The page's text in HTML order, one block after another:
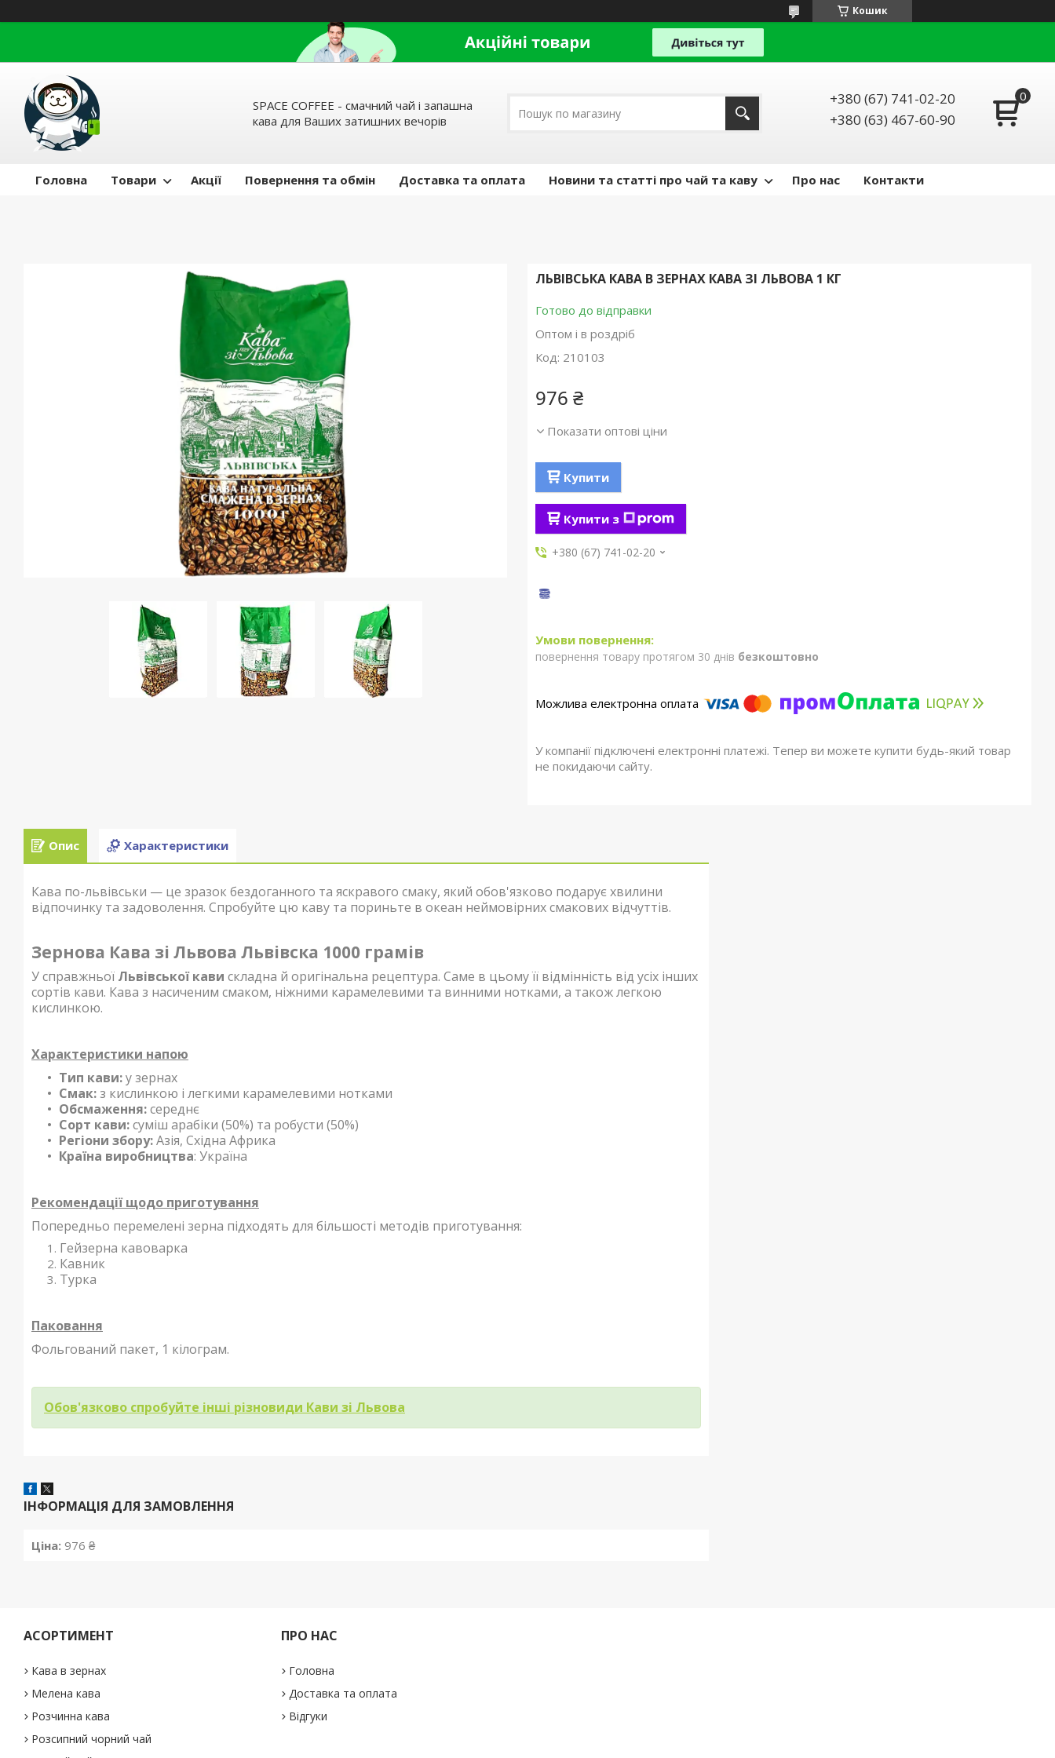
Кошик
SPACE COFFEE - смачний чай і запашна
кава для Ваших затишних вечорів
+380 (67) 741-02-20
+380 (63) 467-60-90
Головна Товари Акції Повернення та обмін Доставка та оплата Новини та статті про чай та каву Про нас Контакти
ЛЬВІВСЬКА КАВА В ЗЕРНАХ КАВА ЗІ ЛЬВОВА 1 КГ
Готово до відправки
Оптом і в роздріб
Код: 210103
976 ₴
Показати оптові ціни
Купити
Купити з
+380 (67) 741-02-20
повернення товару протягом 30 днів безкоштовно
У компанії підключені електронні платежі. Тепер ви можете купити будь-який товар
не покидаючи сайту.
Опис Характеристики
Кава по-львівськи — це зразок бездоганного та яскравого смаку, який обов'язково подарує хвилини
відпочинку та задоволення. Спробуйте цю каву та пориньте в океан неймовірних смакових відчуттів.
Зернова Кава зі Львова Львівска 1000 грамів
У справжньої Львівської кави складна й оригінальна рецептура. Саме в цьому її відмінність від усіх інших
сортів кави. Кава з насиченим смаком, ніжними карамелевими та винними нотками, а також легкою
кислинкою.
Характеристики напою
Тип кави:у зернах
Смак: з кислинкою і легкими карамелевими нотками
Обсмаження:середнє
Сорт кави:суміш арабіки (50%) та робусти (50%)
Регіони збору:Азія, Східна Африка
Країна виробництва: Україна
Рекомендації щодо приготування
Попередньо перемелені зерна підходять для більшості методів приготування:
Гейзерна кавоварка
Кавник
Турка
Паковання
Фольгований пакет, 1 кілограм.
Обов'язково спробуйте інші різновиди Кави зі Львова
ІНФОРМАЦІЯ ДЛЯ ЗАМОВЛЕННЯ
Ціна: 976 ₴
АСОРТИМЕНТ
Кава в зернах
Мелена кава
Розчинна кава
Розсипний чорний чай
ПРО НАС
Головна
Доставка та оплата
Відгуки